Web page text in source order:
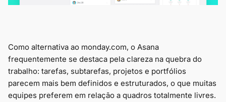
Como alternativa ao monday.com, o Asana
frequentemente se destaca pela clareza na quebra do
trabalho: tarefas, subtarefas, projetos e portfólios
parecem mais bem definidos e estruturados, o que muitas
equipes preferem em relação a quadros totalmente livres.